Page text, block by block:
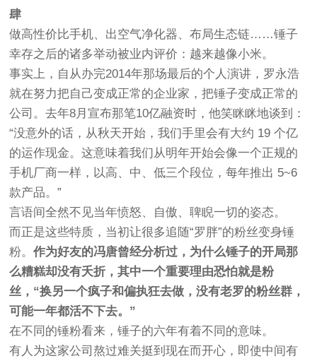
肆
做高性价比手机、出空气净化器、布局生态链……锤子
幸存之后的诸多举动被业内评价：越来越像小米。
事实上，自从办完2014年那场最后的个人演讲，罗永浩
就在努力把自己变成正常的企业家，把锤子变成正常的
公司。去年8月宣布那笔10亿融资时，他笑眯眯地谈到：
“没意外的话，从秋天开始，我们手里会有大约 19 个亿
的运作现金。这意味着我们从明年开始会像一个正规的
手机厂商一样，以高、中、低三个段位，每年推出 5~6
款产品。”
言语间全然不见当年愤怒、自傲、聛睨一切的姿态。
而正是这些特质，当初让很多追随“罗胖”的粉丝变身锤
粉。作为好友的冯唐曾经分析过，为什么锤子的开局那
么糟糕却没有夭折，其中一个重要理由恐怕就是粉
丝，“换另一个疯子和偏执狂去做，没有老罗的粉丝群，
可能一年都活不下去。”
在不同的锤粉看来，锤子的六年有着不同的意味。
有人为这家公司熬过难关挺到现在而开心，即使中间有